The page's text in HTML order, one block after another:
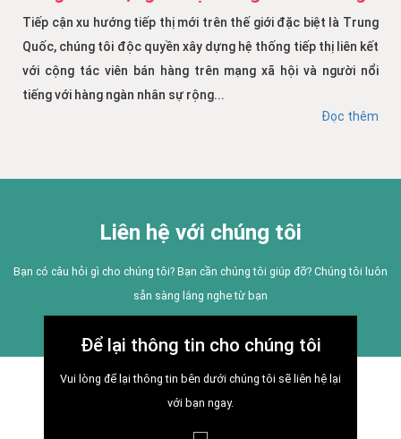
Tiếp cận xu hướng tiếp thị mới trên thế giới đặc biệt là Trung
Quốc, chúng tôi độc quyền xây dựng hệ thống tiếp thị liên kết
với cộng tác viên bán hàng trên mạng xã hội và người nổi
tiếng với hàng ngàn nhân sự rộng...
Đọc thêm
Liên hệ với chúng tôi
Bạn có câu hỏi gì cho chúng tôi? Bạn cần chúng tôi giúp đỡ? Chúng tôi luôn
sẵn sàng lắng nghe từ bạn
Để lại thông tin cho chúng tôi
Vui lòng để lại thông tin bên dưới chúng tôi sẽ liên hệ lại
với bạn ngay.